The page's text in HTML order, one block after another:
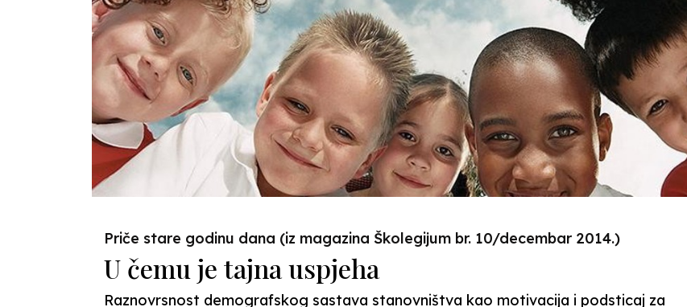
Priče stare godinu dana (iz magazina Školegijum br. 10/decembar 2014.)
U čemu je tajna uspjeha
Raznovrsnost demografskog sastava stanovništva kao motivacija i podsticaj za